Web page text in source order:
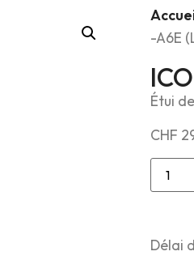
-A6E
Étui
CHF
Délai